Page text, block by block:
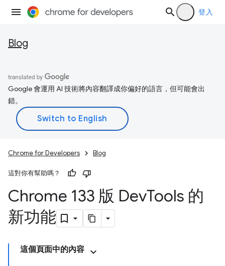
登入
Blog
Google 會運用 AI 技術將內容翻譯成你偏好的語言，但可能會出
錯。
Chrome for Developers Blog
這對你有幫助嗎？
Chrome 133 版 DevTools 的
新功能
這個頁面中的內容